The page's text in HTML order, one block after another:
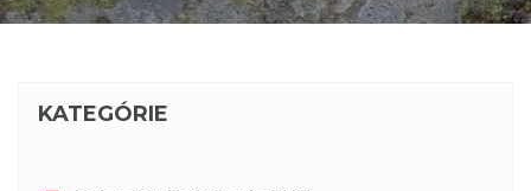
KATEGÓRIE